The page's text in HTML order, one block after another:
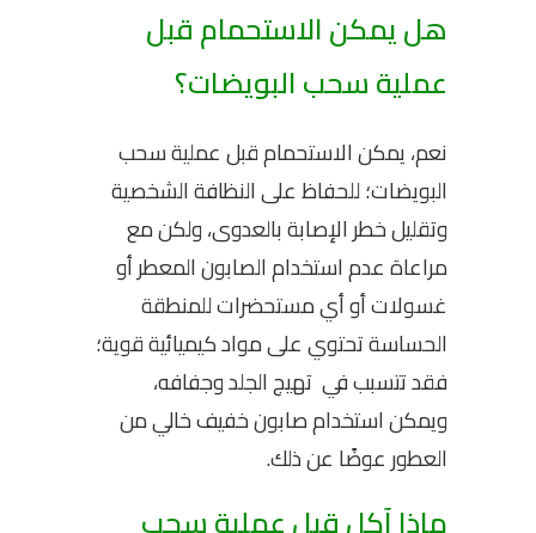
هل یمکن الاستحمام قبل
عملية سحب البویضات؟
نعم، يمكن الاستحمام قبل عملية سحب
البويضات؛ للحفاظ على النظافة الشخصية
وتقليل خطر الإصابة بالعدوى، ولكن مع
مراعاة عدم استخدام الصابون المعطر أو
غسولات أو أي مستحضرات للمنطقة
الحساسة تحتوي على مواد كيميائية قوية؛
فقد تتسبب في تهيج الجلد وجفافه،
ويمكن استخدام صابون خفيف خالي من
العطور عوضًا عن ذلك.